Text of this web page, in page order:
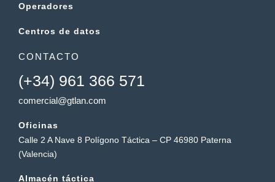
Operadores
Centros de datos
CONTACTO
(+34) 961 366 571
comercial@gtlan.com
Oficinas
Calle 2 A Nave 8 Polígono Táctica – CP 46980 Paterna
(Valencia)
Almacén táctica